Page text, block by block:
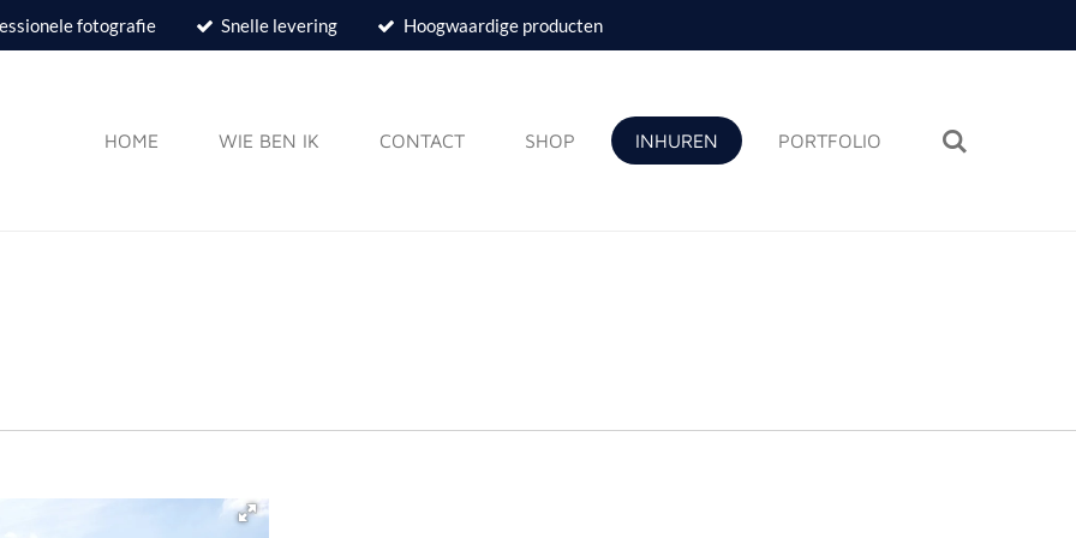
fotografie Snelle levering Hoogwaardige producten
HOME WIE BEN IK CONTACT SHOP INHUREN PORTFOLIO